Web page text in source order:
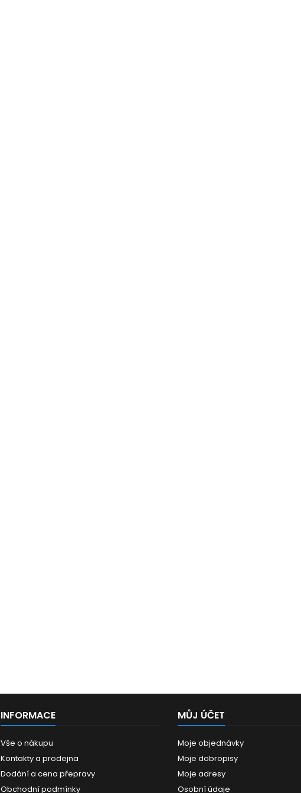
INFORMACE
Vše o nákupu
Kontakty a prodejna
Dodání a cena přepravy
Obchodní podmínky
MŮJ ÚČET
Moje objednávky
Moje dobropisy
Moje adresy
Osobní údaje